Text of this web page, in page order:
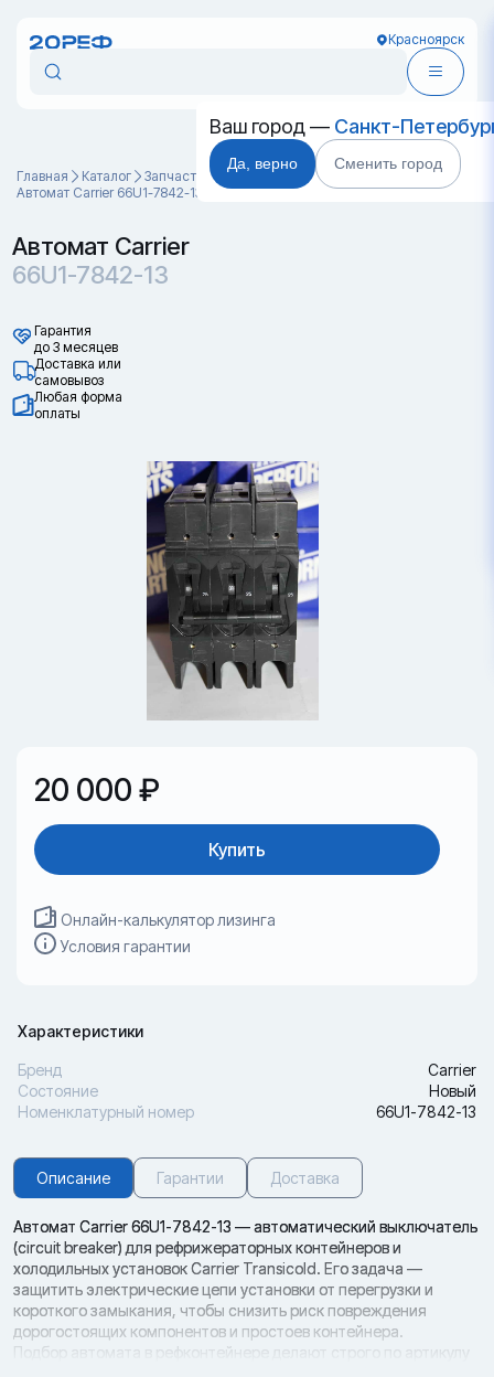
Красноярск
Ваш город — Санкт-
Да, верно Сменить город
Главная Каталог
Запчасти для контейнеров
Автомат Carrier 66U1-7842-13
Автомат Carrier
66U1-7842-13
Гарантия
до 3 месяцев
Доставка или
самовывоз
Любая форма
оплаты
20 000 ₽
Купить
Онлайн-калькулятор лизинга
Условия гарантии
Характеристики
Бренд
Carrier
Состояние
Новый
Номенклатурный номер
66U1-7842-13
Описание Гарантии Доставка
Автомат Carrier 66U1-7842-13 — автоматический выключатель
(circuit breaker) для рефрижераторных контейнеров и
холодильных установок Carrier Transicold. Его задача —
защитить электрические цепи установки от перегрузки и
короткого замыкания, чтобы снизить риск повреждения
дорогостоящих компонентов и простоев контейнера.
Подбор автомата в рефконтейнере делают строго по артикулу